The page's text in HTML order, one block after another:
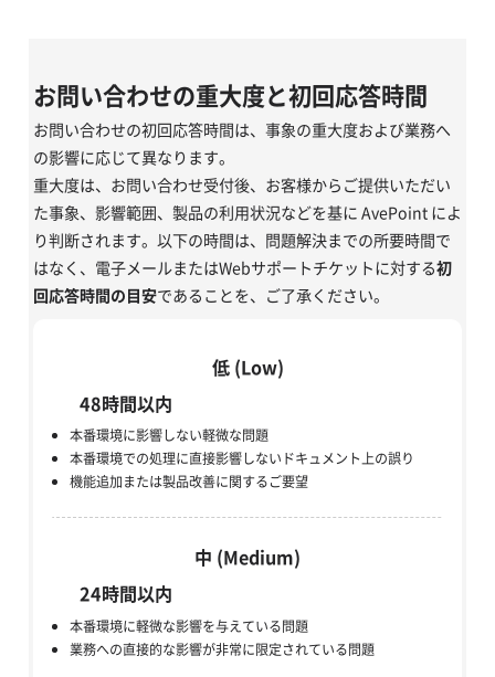
お問い合わせの重大度と初回応答時間
お問い合わせの初回応答時間は、事象の重大度および業務へ
の影響に応じて異なります。
重大度は、お問い合わせ受付後、お客様からご提供いただい
た事象、影響範囲、製品の利用状況などを基に AvePoint によ
り判断されます。以下の時間は、問題解決までの所要時間で
はなく、電子メールまたはWebサポートチケットに対する初
回応答時間の目安であることを、ご了承ください。
低 (Low)
48時間以内
本番環境に影響しない軽微な問題
本番環境での処理に直接影響しないドキュメント上の誤り
機能追加または製品改善に関するご要望
中 (Medium)
24時間以内
本番環境に軽微な影響を与えている問題
業務への直接的な影響が非常に限定されている問題